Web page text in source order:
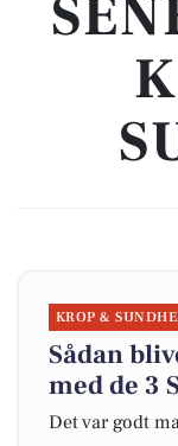
KROP &
Sådan
med de 3
Det var godt